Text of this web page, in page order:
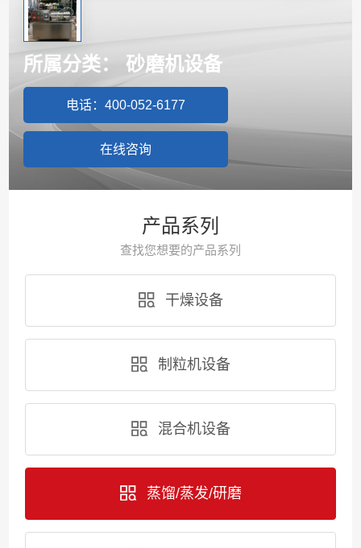
所属分类： 砂磨机设备
电话：400-052-6177
在线咨询
产品系列
查找您想要的产品系列
干燥设备
制粒机设备
混合机设备
蒸馏/蒸发/研磨